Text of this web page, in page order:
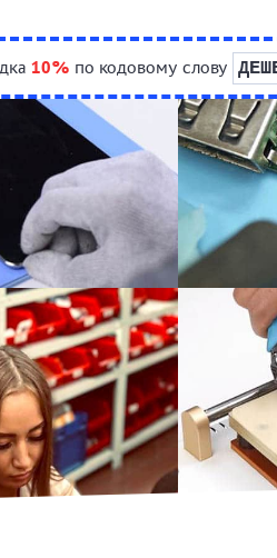
10% по кодовому слову